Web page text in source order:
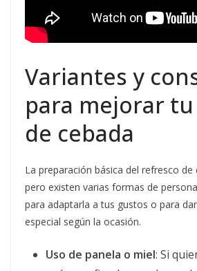
Variantes y
para mejorar
de cebada
La preparación básica del refresco de
pero existen varias formas de
para adaptarla a tus gustos o para
especial según la ocasión.
Uso de panela o miel: Si